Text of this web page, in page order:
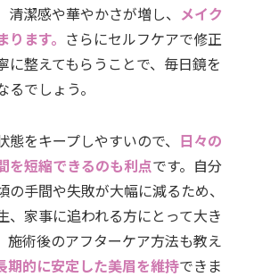
潔感や華やかさが増し、 メイク
ます。 さらにセルフケアで修正
に整えてもらうことで、毎日鏡を
でしょう。
をキープしやすいので、 日々の
を短縮できるのも利点です。自分
の手間や失敗が大幅に減るため、
、家事に追われる方にとって大き
施術後のアフターケア方法も教え
期的に安定した美眉を維持できま